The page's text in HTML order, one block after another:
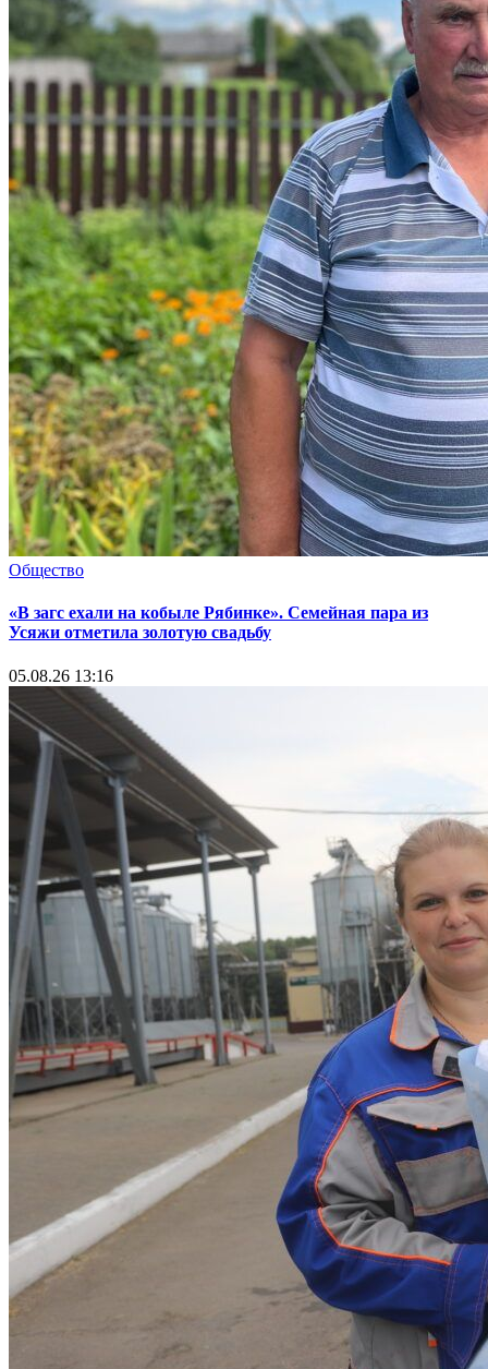
Общество
«В загс ехали на кобыле Рябинке». Семейная пара из
Усяжи отметила золотую свадьбу
05.08.26 13:16